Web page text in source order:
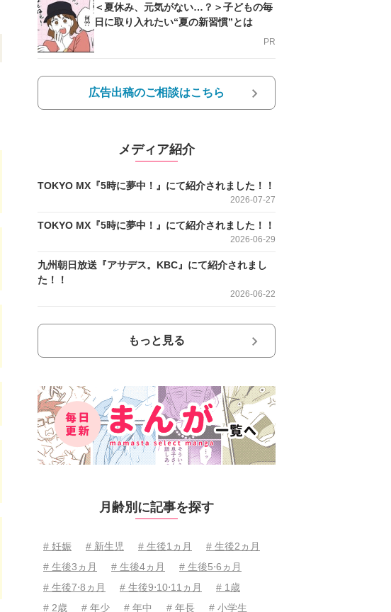
＜夏休み、元気がない…？＞子どもの毎
日に取り入れたい“夏の新習慣”とは
PR
広告出稿のご相談はこちら
メディア紹介
TOKYO MX『5時に夢中！』にて紹介されました！！
2026-07-27
TOKYO MX『5時に夢中！』にて紹介されました！！
2026-06-29
九州朝日放送『アサデス。KBC』にて紹介されまし
た！！
2026-06-22
もっと見る
月齢別に記事を探す
# 妊娠 # 新生児 # 生後1ヵ月
# 生後2ヵ月
# 生後3ヵ月
# 生後4ヵ月
# 生後5⋅6ヵ月
# 生後7⋅8ヵ月
# 生後9⋅10⋅11ヵ月
# 1歳
# 2歳
# 年少 # 年中 # 年長
# 小学生